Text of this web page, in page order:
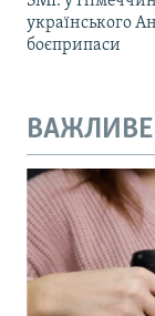
українського
боєприпаси
ВАЖЛИВЕ